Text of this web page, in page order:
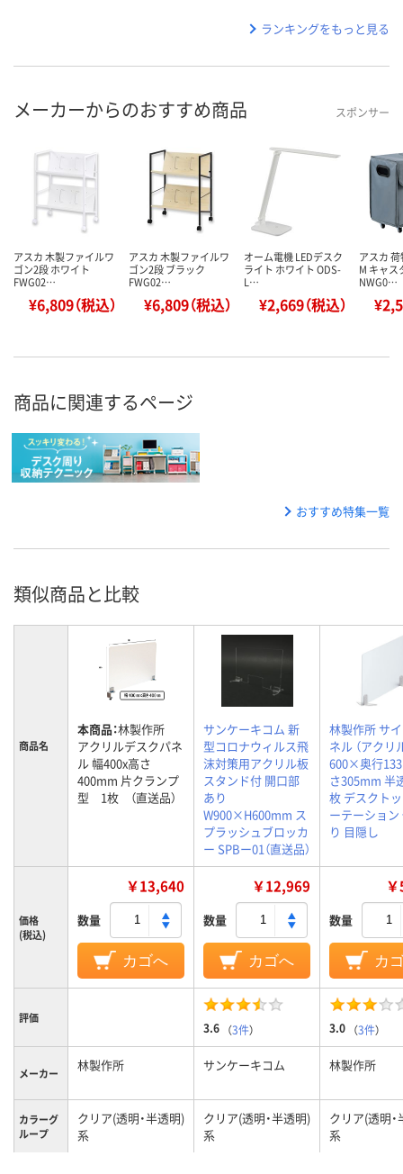
ランキングをもっと見る
メーカーからのおすすめ商品 スポンサー
アスカ 木製ファイルワ
ゴン2段 ホワイト
FWG02…
¥6,809（税込）
アスカ 木製ファイルワ
ゴン2段 ブラック
FWG02…
¥6,809（税込）
オーム電機 LEDデスク
ライト ホワイト ODS-
L…
¥2,669（税込）
アスカ
M キャス
NWG0…
商品に関連するページ
おすすめ特集一覧
類似商品と比較
商品名
本商品：林製作所
アクリルデスクパネ
ル 幅400x高さ
400mm 片クランプ
型 1枚 （直送品）
サンケーキコム 新
型コロナウィルス飛
沫対策用アクリル板
スタンド付 開口部
あり
W900×H600mm ス
プラッシュブロッカ
ー SPBー01（直送品）
林製作所 サ
ネル （アクリ
600×奥行
さ305mm 半
枚 デスクト
ーテーション
り 目隠し
価格
(税込)
￥13,640
数量
カゴへ
￥12,969
数量
カゴへ
数量
カ
評価
3.6 （3件） 3.0 （3件）
メーカー 林製作所 サンケーキコム 林製作所
カラーグ
ループ
クリア(透明・半透明)
系
クリア(透明・半透明)
系
クリア(透明
系